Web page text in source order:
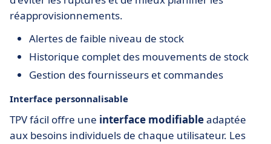
réapprovisionnements.
Alertes de faible niveau de stock
Historique complet des mouvements de stock
Gestion des fournisseurs et commandes
Interface personnalisable
TPV fácil offre une interface modifiableadaptée
aux besoins individuels de chaque utilisateur. Les